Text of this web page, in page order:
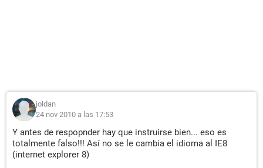
joldan
24 nov 2010 a las 17:53
Y antes de respopnder hay que instruirse bien... eso es
totalmente falso!!! Así no se le cambia el idioma al IE8
(internet explorer 8)